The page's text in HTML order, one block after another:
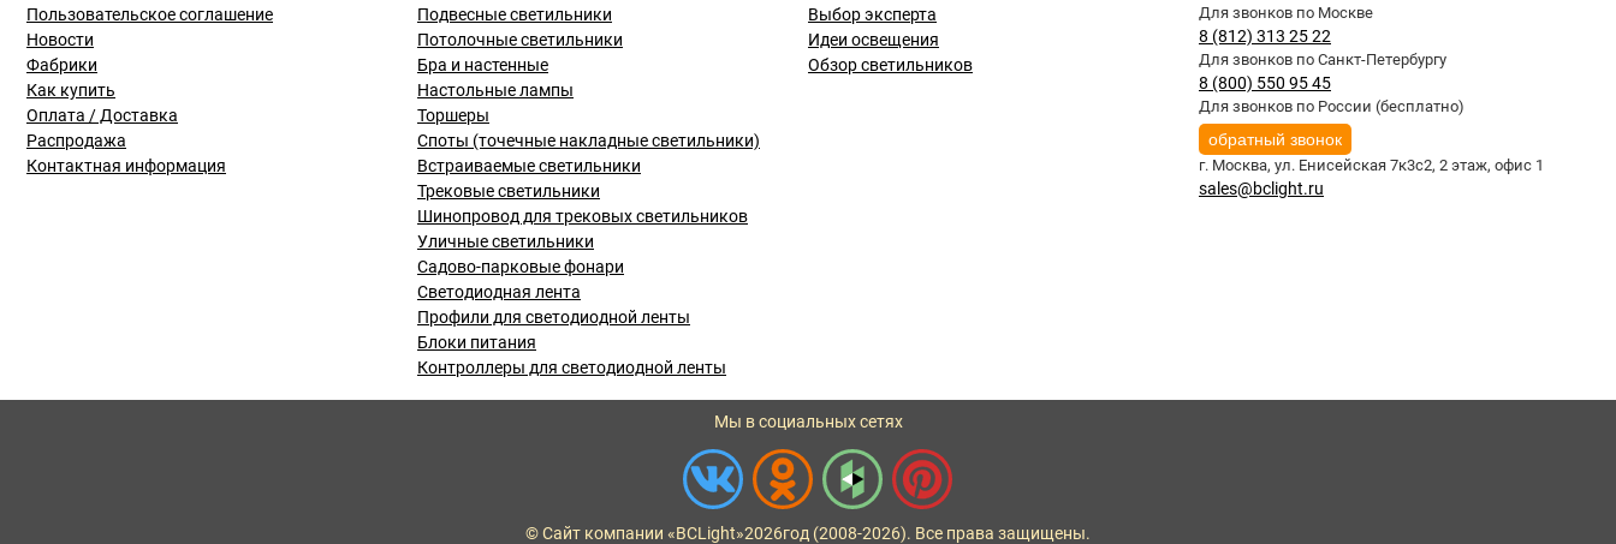
Пользовательское соглашение
Новости
Фабрики
Как купить
Оплата / Доставка
Распродажа
Контактная информация
Подвесные светильники
Потолочные светильники
Бра и настенные
Настольные лампы
Торшеры
Споты (точечные накладные светильники)
Встраиваемые светильники
Трековые светильники
Шинопровод для трековых светильников
Уличные светильники
Садово-парковые фонари
Светодиодная лента
Профили для светодиодной ленты
Блоки питания
Контроллеры для светодиодной ленты
Выбор эксперта
Идеи освещения
Обзор светильников
Для звонков по Москве
8 (812) 313 25 22
Для звонков по Санкт-Петербургу
8 (800) 550 95 45
Для звонков по России (бесплатно)
обратный звонок
г. Москва, ул. Енисейская 7к3с2, 2 этаж, офис 1
sales@bclight.ru
Мы в социальных сетях
© Сайт компании «BCLight»2026год (2008-2026). Все права защищены.